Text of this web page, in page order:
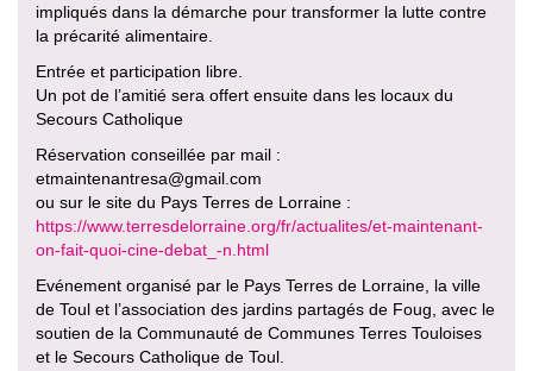
impliqués dans la démarche pour transformer la lutte contre
la précarité alimentaire.
Entrée et participation libre.
Un pot de l’amitié sera offert ensuite dans les locaux du
Secours Catholique
Réservation conseillée par mail :
etmaintenantresa@gmail.com
ou sur le site du Pays Terres de Lorraine :
https://www.terresdelorraine.org/fr/actualites/et-maintenant-
on-fait-quoi-cine-debat_-n.html
Evénement organisé par le Pays Terres de Lorraine, la ville
de Toul et l’association des jardins partagés de Foug, avec le
soutien de la Communauté de Communes Terres Touloises
et le Secours Catholique de Toul.